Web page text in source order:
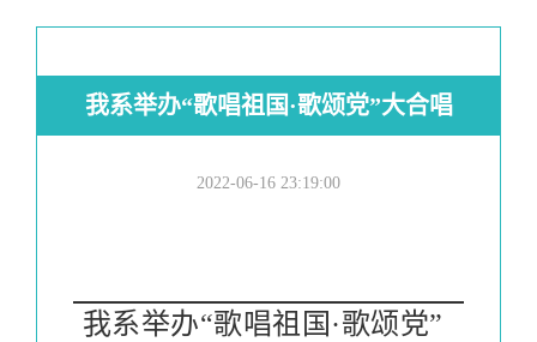
我系举办“歌唱祖国·歌颂党”大合唱
2022-06-16 23:19:00
我系举办“歌唱祖国·歌颂党”